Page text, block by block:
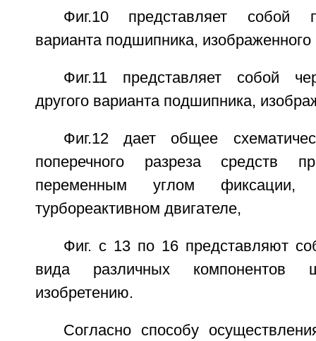
Фиг.10 представляет собой
варианта подшипника, изображенного
Фиг.11 представляет собой
другого варианта подшипника,
Фиг.12 дает общее
поперечного разреза средств
переменным углом фиксации,
турбореактивном двигателе,
Фиг. с 13 по 16 представляют
вида различных компонентов
изобретению.
Согласно способу